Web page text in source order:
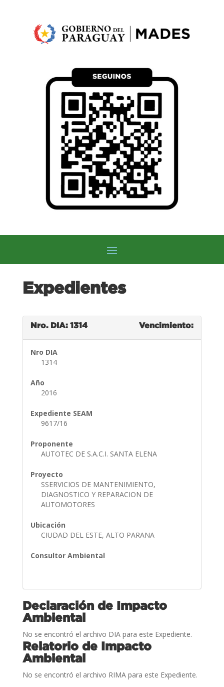
Expedientes
Nro. DIA: 1314 Vencimiento:
Nro DIA
1314
Año
2016
Expediente SEAM
9617/16
Proponente
AUTOTEC DE S.A.C.I. SANTA ELENA
Proyecto
SSERVICIOS DE MANTENIMIENTO,
DIAGNOSTICO Y REPARACION DE
AUTOMOTORES
Ubicación
CIUDAD DEL ESTE, ALTO PARANA
Consultor Ambiental
Declaración de Impacto
Ambiental
No se encontró el archivo DIA para este Expediente.
Relatorio de Impacto
Ambiental
No se encontró el archivo RIMA para este Expediente.